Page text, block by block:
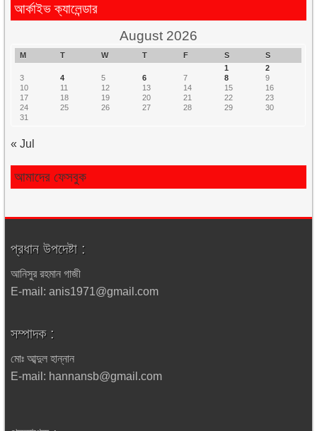
আর্কাইভ ক্যালেন্ডার
August 2026
M T W T F S
S
1
2
3
4 5 6 7 8
9
10
11 12 13 14 15
16
17
18 19 20 21 22
23
24
25 26 27 28 29
30
31
« Jul
আমাদের ফেসবুক
প্রধান উপদেষ্টা :
আনিসুর রহমান গাজী
E-mail: anis1971@gmail.com
সম্পাদক :
মোঃ আব্দুল হান্নান
E-mail: hannansb@gmail.com